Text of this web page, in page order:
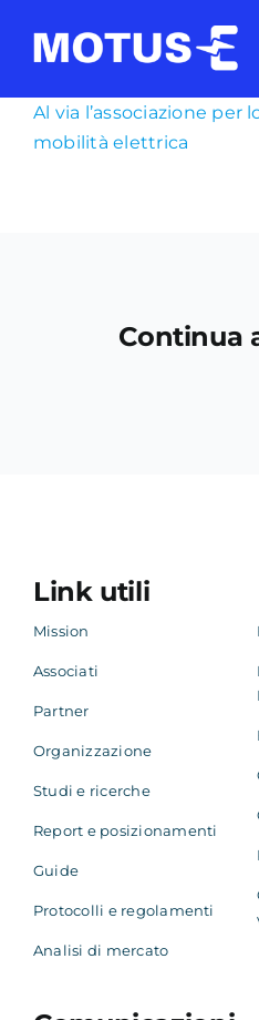
Al via l’associazione per
mobilità elettrica
Continua
Link utili
Mission
Associati
Partner
Organizzazione
Studi e ricerche
Report e posizionamenti
Guide
Protocolli e regolamenti
Analisi di mercato